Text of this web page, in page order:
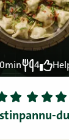
4
2 3 4
5